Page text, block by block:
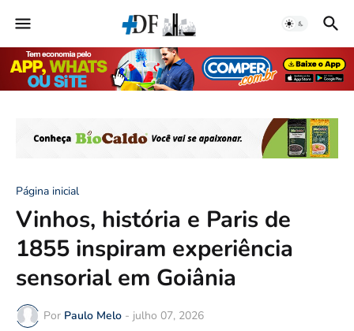
Página inicial
Vinhos, história e Paris de
1855 inspiram experiência
sensorial em Goiânia
Por Paulo Melo - julho 07, 2026